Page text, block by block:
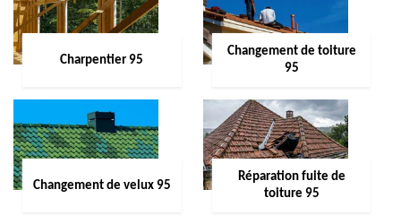
Charpentier 95
Changement de toiture
95
Changement de velux 95
Réparation fuite de
toiture 95